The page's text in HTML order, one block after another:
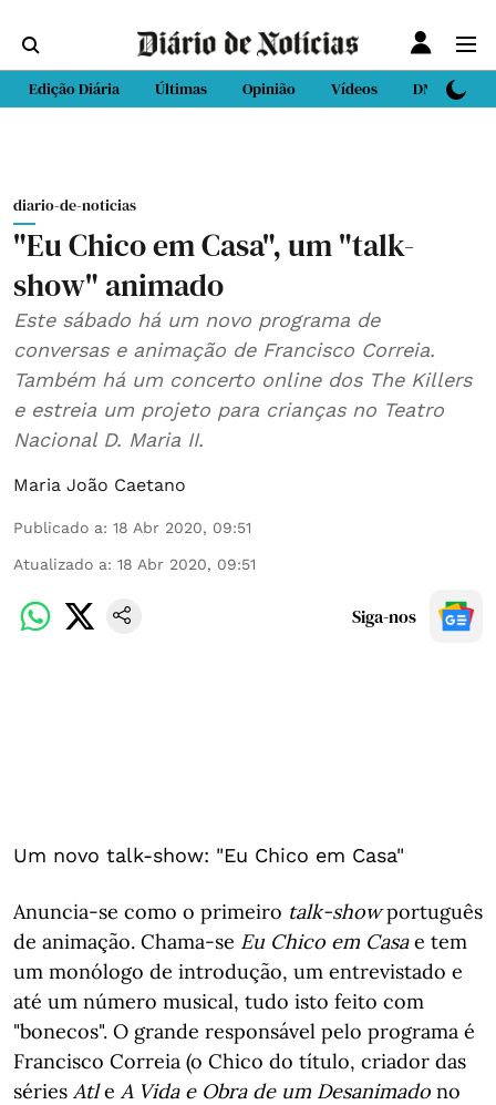
Edição Diária Últimas Opinião Vídeos DN Sport
diario-de-noticias
"Eu Chico em Casa", um "talk-
show" animado
Este sábado há um novo programa de
conversas e animação de Francisco Correia.
Também há um concerto online dos The Killers
e estreia um projeto para crianças no Teatro
Nacional D. Maria II.
Maria João Caetano
Publicado a: 18 Abr 2020, 09:51
Atualizado a: 18 Abr 2020, 09:51
Siga-nos
Um novo talk-show: "Eu Chico em Casa"
Anuncia-se como o primeiro talk-showportuguês
de animação. Chama-se Eu Chico em Casae tem
um monólogo de introdução, um entrevistado e
até um número musical, tudo isto feito com
"bonecos". O grande responsável pelo programa é
Francisco Correia (o Chico do título, criador das
séries Atle A Vida e Obra de um Desanimado no